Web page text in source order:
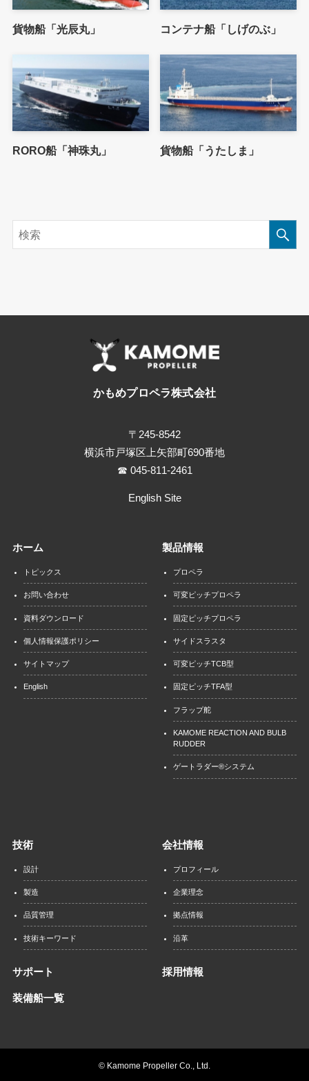
貨物船「光辰丸」 コンテナ船「しげのぶ」
RORO船「神珠丸」 貨物船「うたしま」
かもめプロペラ株式会社
〒245-8542
横浜市戸塚区上矢部町690番地
☎ 045-811-2461
English Site
ホーム
トピックス
お問い合わせ
資料ダウンロード
個人情報保護ポリシー
サイトマップ
English
製品情報
プロペラ
可変ピッチプロペラ
固定ピッチプロペラ
サイドスラスタ
可変ピッチTCB型
固定ピッチTFA型
フラップ舵
KAMOME REACTION AND BULB
RUDDER
ゲートラダー®システム
技術
設計
製造
品質管理
技術キーワード
サポート
装備船一覧
会社情報
プロフィール
企業理念
拠点情報
沿革
採用情報
© Kamome Propeller Co., Ltd.